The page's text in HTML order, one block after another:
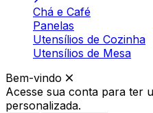
Chá e Café
Panelas
Utensílios de Cozinha
Utensílios de Mesa
Bem-vindo
Acesse sua conta para ter
personalizada.